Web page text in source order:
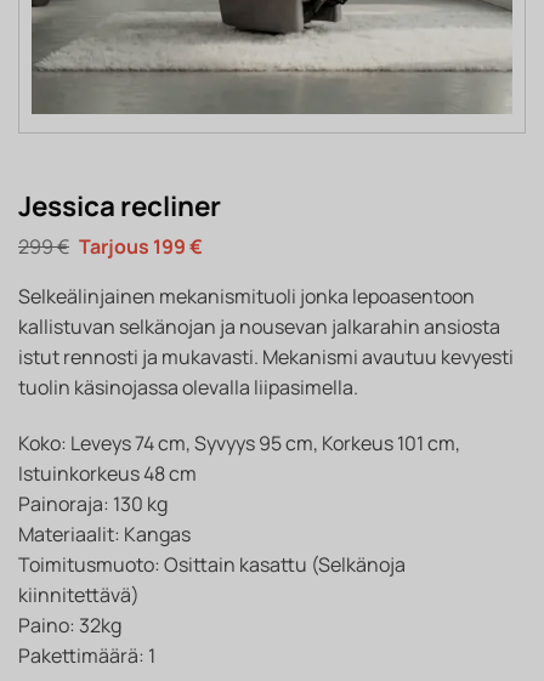
Jessica recliner
299€ Alkuperäinen
hinta
oli:
299 €.
199€Nykyinen
on:
199 €.
Selkeälinjainen mekanismituoli jonka lepoasentoon
kallistuvan selkänojan ja nousevan jalkarahin ansiosta
istut rennosti ja mukavasti. Mekanismi avautuu kevyesti
tuolin käsinojassa olevalla liipasimella.
Koko: Leveys 74 cm, Syvyys 95 cm, Korkeus 101 cm,
Istuinkorkeus 48 cm
Painoraja: 130 kg
Materiaalit: Kangas
Toimitusmuoto: Osittain kasattu (Selkänoja
kiinnitettävä)
Paino: 32kg
Pakettimäärä: 1